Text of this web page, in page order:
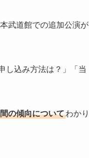
武道館での追加公演が
し込み方法は？」「当
の傾向についてわかり